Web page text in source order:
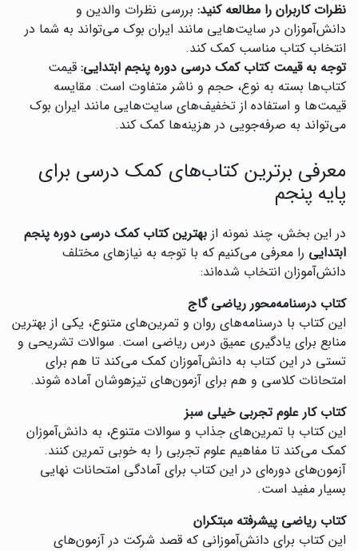
نظرات کاربران را مطالعه کنید: بررسی نظرات والدین و
دانش‌آموزان در سایت‌هایی مانند ایران بوک می‌تواند به شما در
انتخاب کتاب مناسب کمک کند.
توجه به قیمت کتاب کمک درسی دوره پنجم ابتدایی: قیمت
کتاب‌ها بسته به نوع، حجم و ناشر متفاوت است. مقایسه
قیمت‌ها و استفاده از تخفیف‌های سایت‌هایی مانند ایران بوک
می‌تواند به صرفه‌جویی در هزینه‌ها کمک کند.
معرفی برترین کتاب‌های کمک درسی برای
پایه پنجم
در این بخش، چند نمونه از بهترین کتاب کمک درسی دوره پنجم
ابتدایی را معرفی می‌کنیم که با توجه به نیازهای مختلف
دانش‌آموزان انتخاب شده‌اند:
کتاب درسنامه‌محور ریاضی گاج
این کتاب با درسنامه‌های روان و تمرین‌های متنوع، یکی از بهترین
منابع برای یادگیری عمیق درس ریاضی است. سوالات تشریحی و
تستی در این کتاب به دانش‌آموزان کمک می‌کند تا هم برای
امتحانات کلاسی و هم برای آزمون‌های تیزهوشان آماده شوند.
کتاب کار علوم تجربی خیلی سبز
این کتاب با تمرین‌های جذاب و سوالات متنوع، به دانش‌آموزان
کمک می‌کند تا مفاهیم علوم تجربی را به خوبی تمرین کنند.
آزمون‌های دوره‌ای در این کتاب برای آمادگی امتحانات نهایی
بسیار مفید است.
کتاب ریاضی پیشرفته مبتکران
این کتاب برای دانش‌آموزانی که قصد شرکت در آزمون‌های